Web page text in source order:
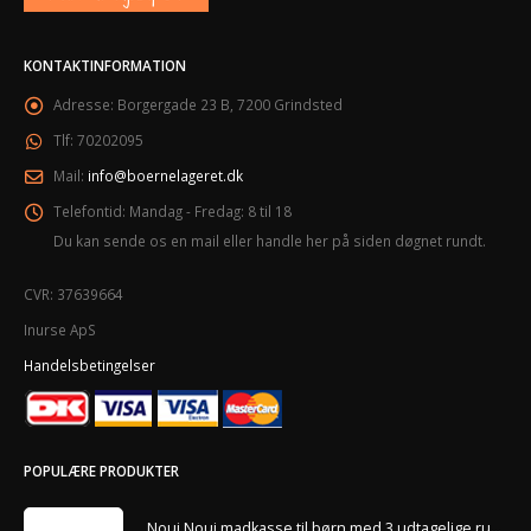
KONTAKTINFORMATION
Adresse: Borgergade 23 B, 7200 Grindsted
Tlf: 70202095
Mail: info@boernelageret.dk
Telefontid: Mandag - Fredag: 8 til 18
Du kan sende os en mail eller handle her på siden døgnet rundt.
CVR: 37639664
Inurse ApS
Handelsbetingelser
POPULÆRE PRODUKTER